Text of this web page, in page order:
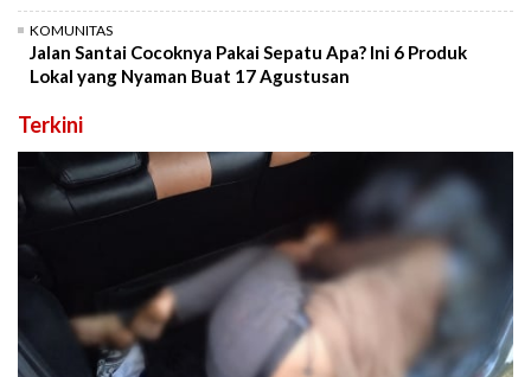
KOMUNITAS
Jalan Santai Cocoknya Pakai Sepatu Apa? Ini 6 Produk
Lokal yang Nyaman Buat 17 Agustusan
Terkini